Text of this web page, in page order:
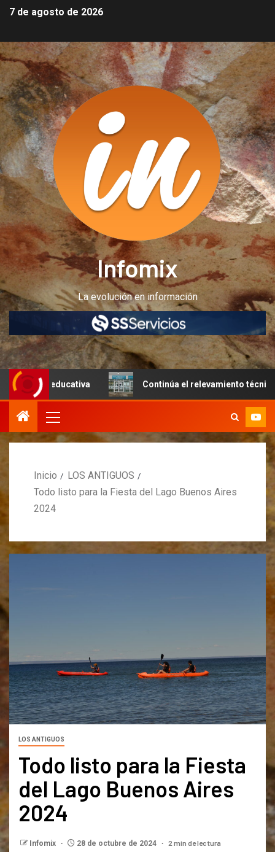
7 de agosto de 2026
Infomix
La evolución en información
Continúa el relevamiento técnico en Perito
Inicio
LOS ANTIGUOS
Todo listo para la Fiesta del Lago Buenos Aires
2024
LOS ANTIGUOS
Todo listo para la Fiesta
del Lago Buenos Aires
2024
Infomix 28 de octubre de 2024 2 min de lectura